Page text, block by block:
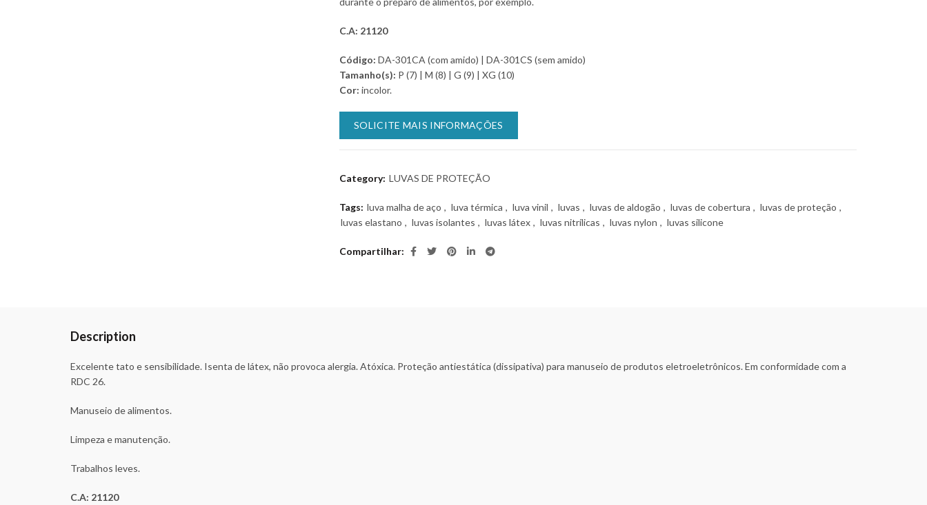
C.A: 21120
Código: DA-301CA (com amido) | DA-301CS (sem amido)
Tamanho(s): P (7) | M (8) | G (9) | XG (10)
Cor: incolor.
SOLICITE MAIS INFORMAÇÕES
Category: LUVAS DE PROTEÇÃO
Tags: luva malha de aço , luva térmica , luva vinil , luvas , luvas de aldogão , luvas de cobertura , luvas de proteção ,
luvas elastano , luvas isolantes , luvas látex , luvas nitrílicas , luvas nylon , luvas silicone
Compartilhar
Description
Excelente tato e sensibilidade. Isenta de látex, não provoca alergia. Atóxica. Proteção antiestática (dissipativa) para manuseio de produtos eletroeletrônicos. Em conformidade com a
RDC 26.
Manuseio de alimentos.
Limpeza e manutenção.
Trabalhos leves.
C.A: 21120